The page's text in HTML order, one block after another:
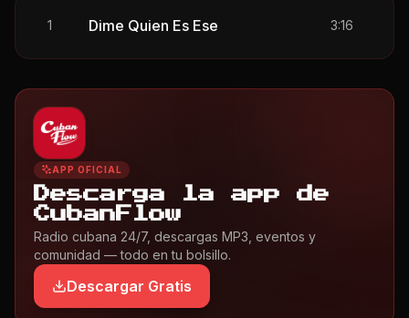
1 Dime Quien Es Ese 3:16
APP OFICIAL
Descarga la app de
CubanFlow
Radio cubana 24/7, descargas MP3, eventos y
comunidad — todo en tu bolsillo.
Descargar Gratis